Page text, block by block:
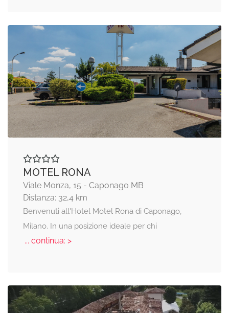
MOTEL RONA
Viale Monza, 15 - Caponago MB
Distanza: 32,4 km
Benvenuti all'Hotel Motel Rona di Caponago,
Milano. In una posizione ideale per chi
... continua: >